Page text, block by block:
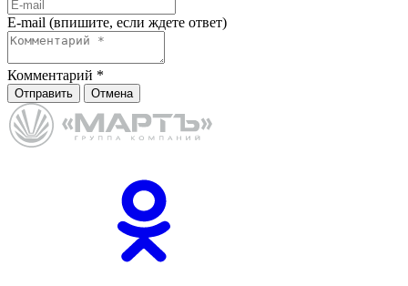
E-mail (впишите, если ждете ответ)
Комментарий *
Отправить Отмена